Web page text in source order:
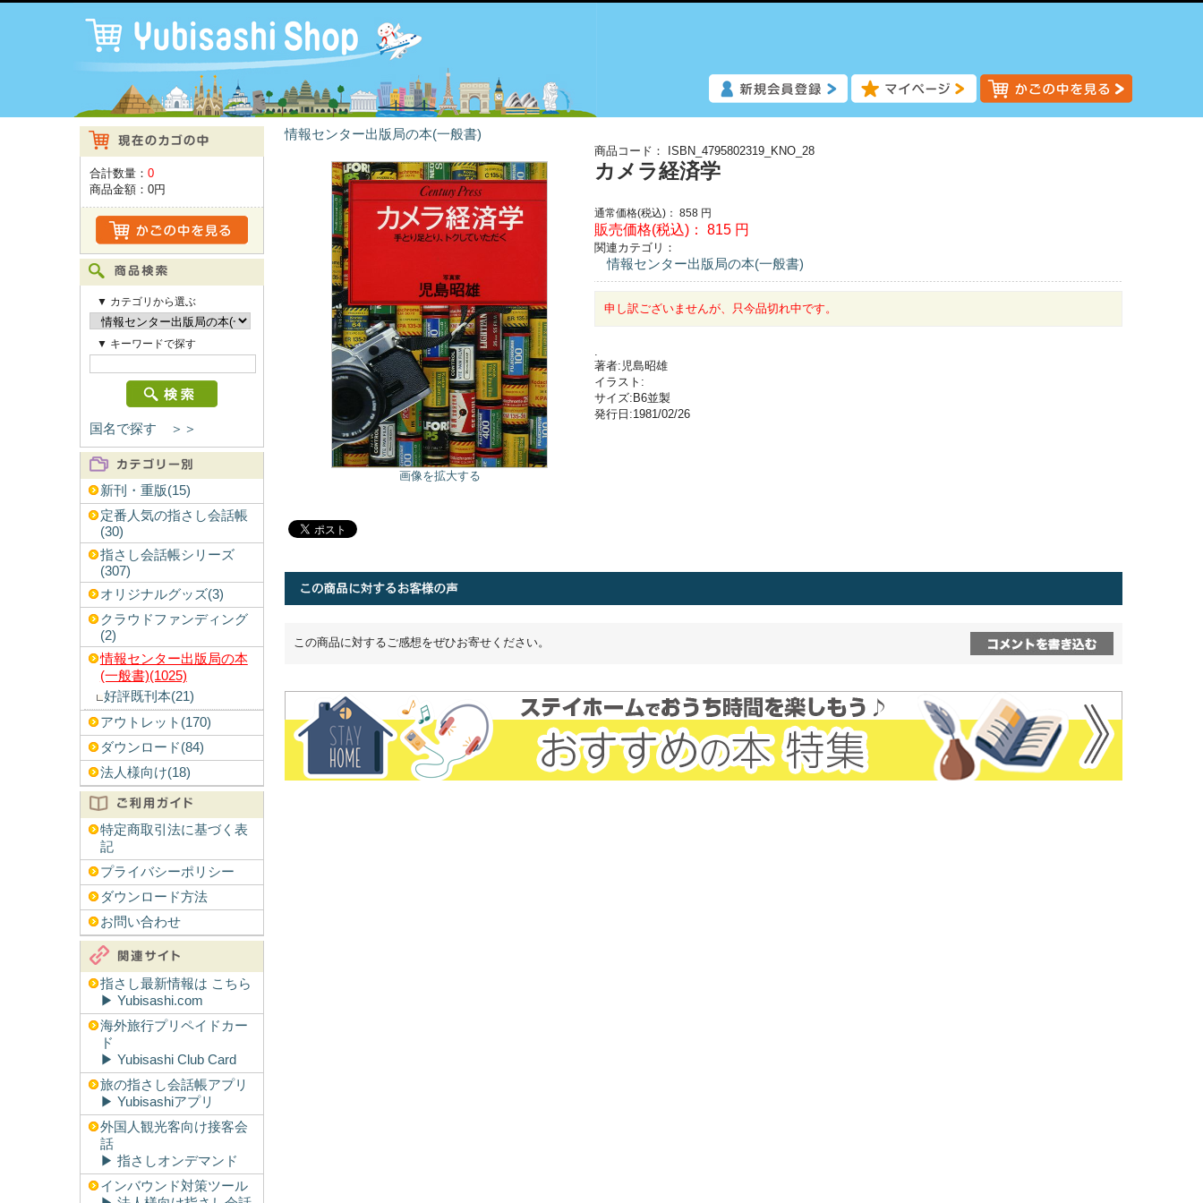
合計数量： 0
商品金額： 0円
▼ カテゴリから選ぶ
▼ キーワードで探す
国名で探す ＞＞
新刊・重版(15)
定番人気の指さし会話帳
(30)
指さし会話帳シリーズ
(307)
オリジナルグッズ(3)
クラウドファンディング
(2)
情報センター出版局の本
(一般書)(1025)
好評既刊本(21)
アウトレット(170)
ダウンロード(84)
法人様向け(18)
特定商取引法に基づく表
記
プライバシーポリシー
ダウンロード方法
お問い合わせ
指さし最新情報は こちら
▶︎ Yubisashi.com
海外旅行プリペイドカー
ド
▶︎ Yubisashi Club Card
旅の指さし会話帳アプリ
▶︎ Yubisashiアプリ
外国人観光客向け接客会
話
▶︎ 指さしオンデマンド
インバウンド対策ツール
情報センター出版局の本(一般書)
画像を拡大する
商品コード： ISBN_4795802319_KNO_28
カメラ経済学
通常価格(税込)： 858 円
販売価格(税込)： 815 円
関連カテゴリ：
情報センター出版局の本(一般書)
申し訳ございませんが、只今品切れ中です。
.
著者:児島昭雄
イラスト:
サイズ:B6並製
発行日:1981/02/26
この商品に対するご感想をぜひお寄せください。